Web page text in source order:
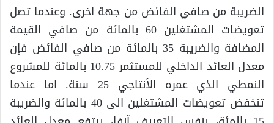
الضريبة من صافي الفائض من جهة اخرى. وعندما تصل
تعويضات المشتغلين 60 بالمائة من صافي القيمة
المضافة والضريبة 35 بالمائة من صافي الفائض فإن
معدل العائد الداخلي للمستثمر 10.75 بالمائة للمشروع
النمطي الذي عمره الأنتاجي 25 سنة. اما عندما
تنخفض تعويضات المشتغلين الى 40 بالمائة والضريبة